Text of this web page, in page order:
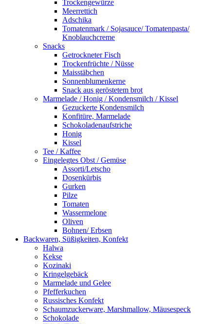
Trockengewürze
Meerrettich
Adschika
Tomatenmark / Sojasauce/ Tomatenpasta/
Knoblauchcreme
Snacks
Getrockneter Fisch
Trockenfrüchte / Nüsse
Maisstäbchen
Sonnenblumenkerne
Snack aus geröstetem brot
Marmelade / Honig / Kondensmilch / Kissel
Gezuckerte Kondensmilch
Konfitüre, Marmelade
Schokoladenaufstriche
Honig
Kissel
Tee / Kaffee
Eingelegtes Obst / Gemüse
Assorti/Letscho
Dosenkürbis
Gurken
Pilze
Tomaten
Wassermelone
Oliven
Bohnen/ Erbsen
Backwaren, Süßigkeiten, Konfekt
Halwa
Kekse
Kozinaki
Kringelgebäck
Marmelade und Gelee
Pfefferkuchen
Russisches Konfekt
Schaumzuckerware, Marshmallow, Mäusespeck
Schokolade